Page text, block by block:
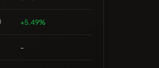
+5.49%
-